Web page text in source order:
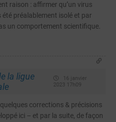
raison : affirmer qu’un virus
été préalablement isolé et par
un comportement scientifique.
la ligue
16 janvier
2023 17h09
corrections & précisions
ici – et par la suite, de façon